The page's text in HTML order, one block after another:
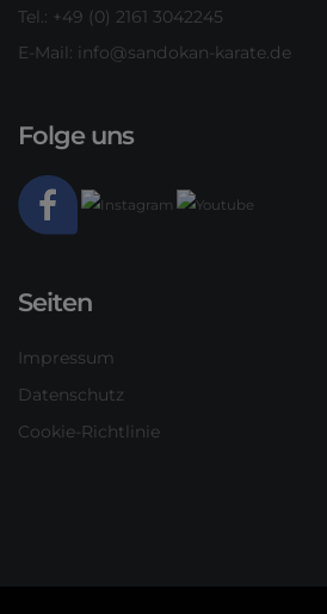
Tel.: +49 (0) 2161 3042245
E-Mail: info@sandokan-karate.de
Folge uns
Seiten
Impressum
Datenschutz
Cookie-Richtlinie